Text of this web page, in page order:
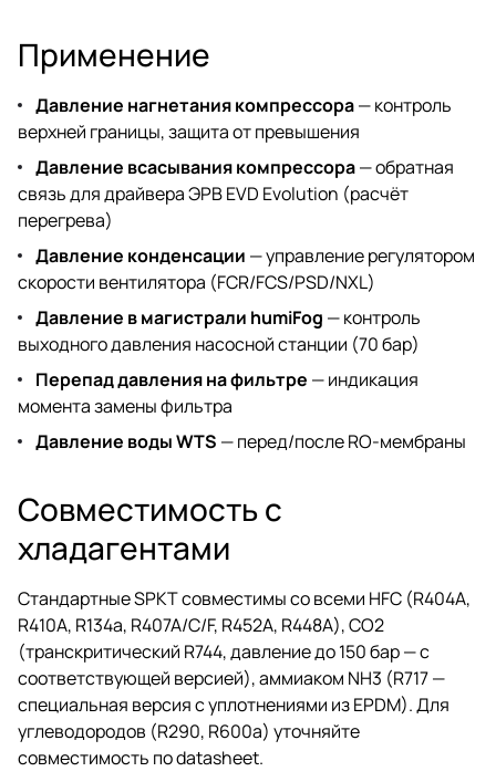
Применение
Давление нагнетания компрессора— контроль
верхней границы, защита от превышения
Давление всасывания компрессора— обратная
связь для драйвера ЭРВ EVD Evolution (расчёт
перегрева)
Давление конденсации — управление регулятором
скорости вентилятора (FCR/FCS/PSD/NXL)
Давление в магистрали humiFog — контроль
выходного давления насосной станции (70 бар)
Перепад давления на фильтре — индикация
момента замены фильтра
Давление воды WTS — перед/после RO-мембраны
Совместимость с
хладагентами
Стандартные SPKT совместимы со всеми HFC (R404A,
R410A, R134a, R407A/C/F, R452A, R448A), CO2
(транскритический R744, давление до 150 бар — с
соответствующей версией), аммиаком NH3 (R717 —
специальная версия с уплотнениями из EPDM). Для
углеводородов (R290, R600a) уточняйте
совместимость по datasheet.